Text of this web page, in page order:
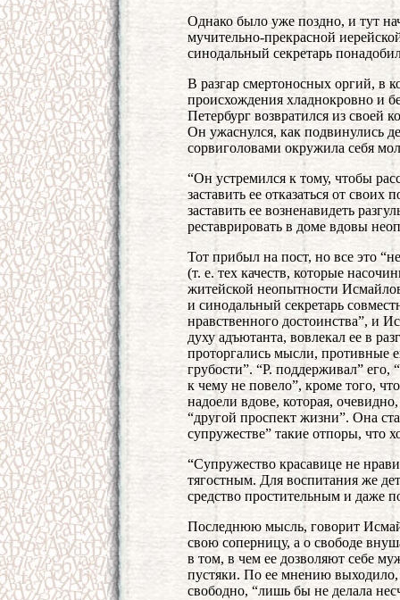
Однако было уже поздно, и тут
мучительно-прекрасной
синодальный секретарь
В разгар смертоносных оргий, в
происхождения хладнокровно и
Петербург возвратился из своей
Он ужаснулся, как подвинулись
сорвиголовами окружила себя
“Он устремился к тому, чтобы
заставить ее отказаться от
заставить ее возненавидеть
реставрировать в доме вдовы
Тот прибыл на пост, но все это
(т. е. тех качеств, которые
житейской неопытности
и синодальный секретарь
нравственного достоинства”, и
духу адъютанта, вовлекал ее в
проторгались мысли, противные
грубости”. “Р. поддерживал” его,
к чему не повело”, кроме того,
надоели вдове, которая,
“другой проспект жизни”. Она
супружестве” такие отпоры, что
“Супружество красавице не
тягостным. Для воспитания же
средство простительным и даже
Последнюю мысль, говорит
свою соперницу, а о свободе
в том, в чем ее дозволяют себе
пустяки. По ее мнению
свободно, “лишь бы не делала